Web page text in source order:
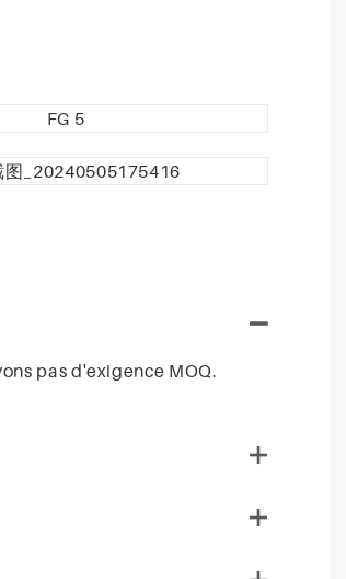
pas d'exigence MOQ.